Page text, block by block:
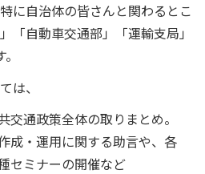
に自治体の皆さんと関わるとこ
「自動車交通部」「運輸支局」
は、
交通政策全体の取りまとめ。
成・運用に関する助言や、各
セミナーの開催など